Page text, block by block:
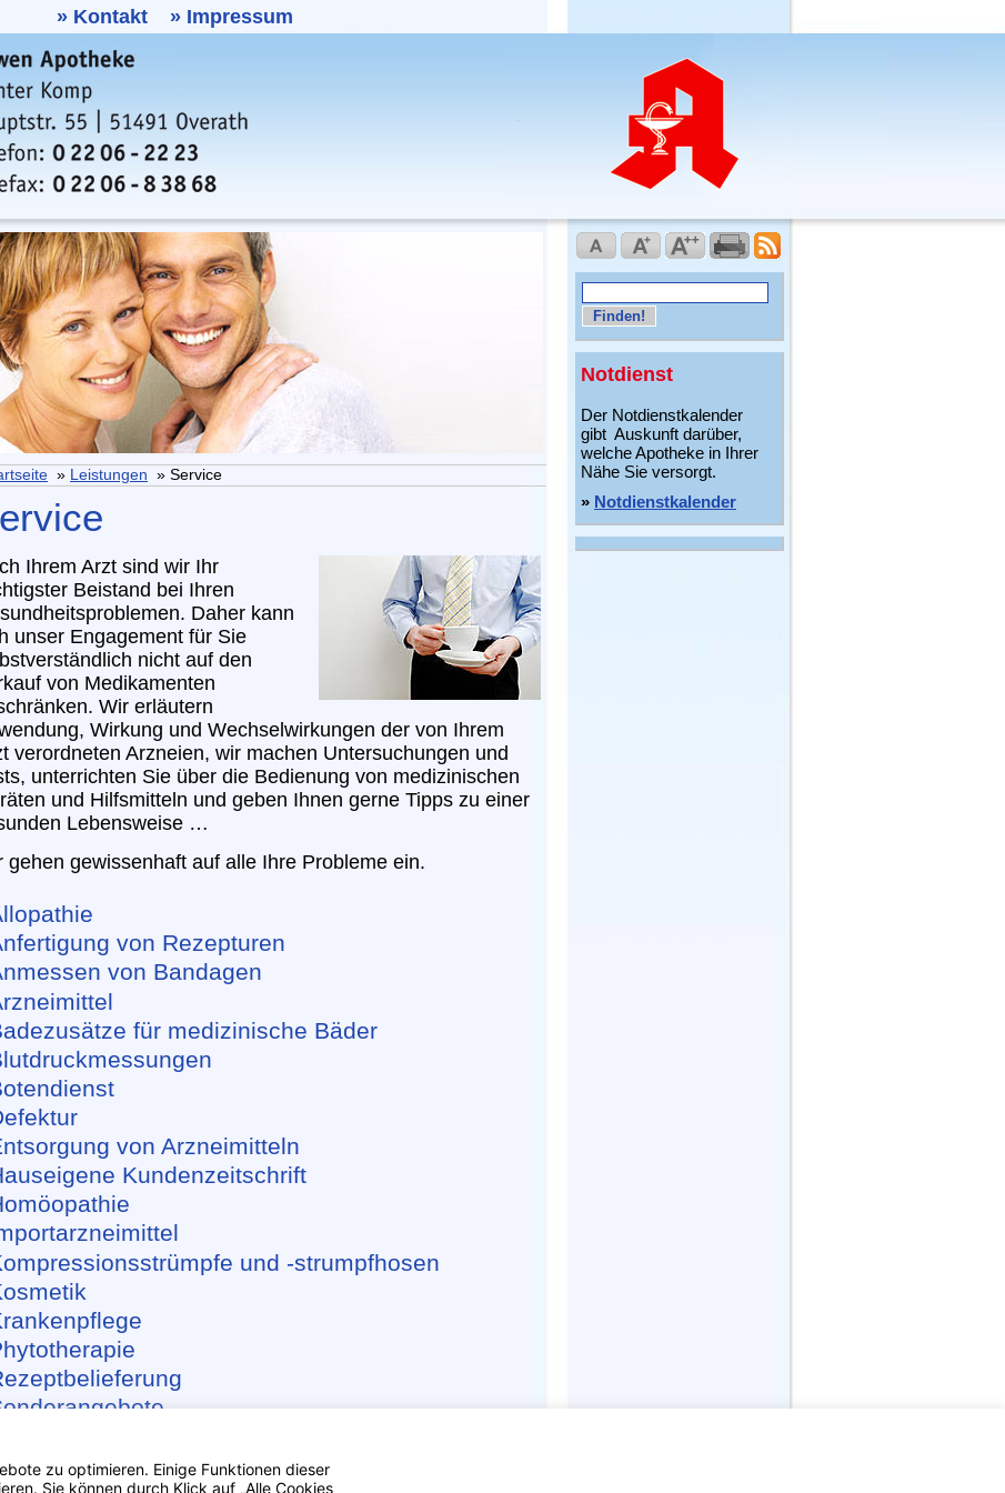
» Kontakt » Impressum
» Leistungen » Service
Ihrem Arzt sind wir Ihr
Beistand bei Ihren
Daher kann
unser Engagement für Sie
nicht auf den
von Medikamenten
Wir erläutern
Wirkung und Wechselwirkungen der von Ihrem
verordneten Arzneien, wir machen Untersuchungen und
unterrichten Sie über die Bedienung von medizinischen
und Hilfsmitteln und geben Ihnen gerne Tipps zu einer
Lebensweise …
gehen gewissenhaft auf alle Ihre Probleme ein.
von Rezepturen
von Bandagen
für medizinische Bäder
von Arzneimitteln
Kundenzeitschrift
und -strumpfhosen
Notdienst
Der Notdienstkalender
gibt Auskunft darüber,
welche Apotheke in Ihrer
Nähe Sie versorgt.
» Notdienstkalender
zu optimieren. Einige Funktionen dieser
Sie können durch Klick auf „Alle Cookies